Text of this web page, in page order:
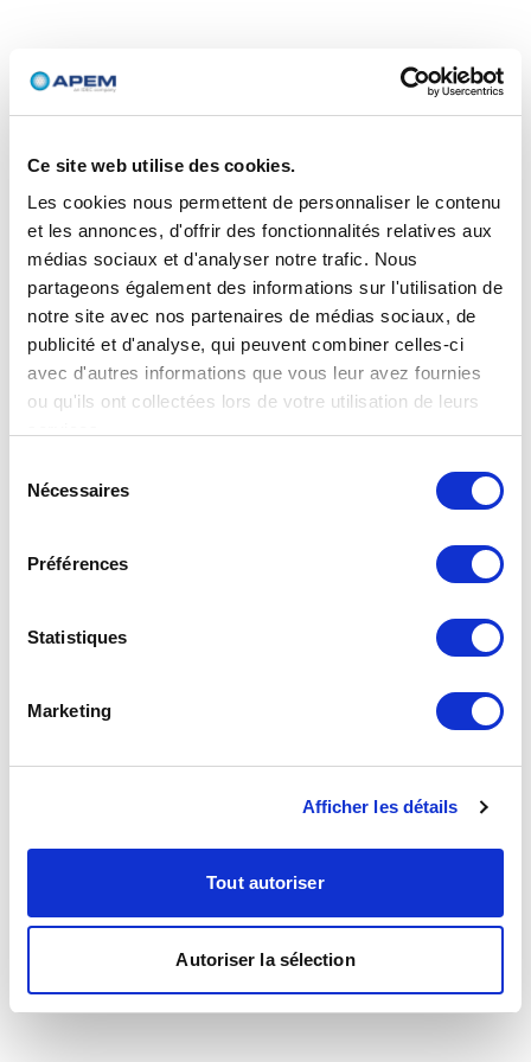
Ce site web utilise des cookies.
Les cookies nous permettent de personnaliser le contenu
et les annonces, d'offrir des fonctionnalités relatives aux
médias sociaux et d'analyser notre trafic. Nous
partageons également des informations sur l'utilisation de
notre site avec nos partenaires de médias sociaux, de
publicité et d'analyse, qui peuvent combiner celles-ci
avec d'autres informations que vous leur avez fournies
ou qu'ils ont collectées lors de votre utilisation de leurs
Nécessaires
Préférences
Statistiques
Marketing
Afficher les détails
Tout autoriser
Autoriser la sélection